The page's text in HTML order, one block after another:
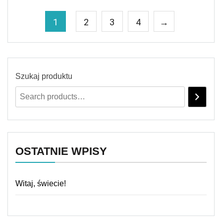
1 2 3 4 →
Szukaj produktu
OSTATNIE WPISY
Witaj, świecie!